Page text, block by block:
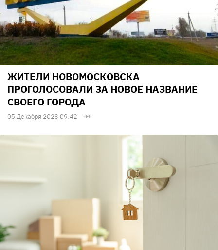
ЖИТЕЛИ НОВОМОСКОВСКА
ПРОГОЛОСОВАЛИ ЗА НОВОЕ НАЗВАНИЕ
СВОЕГО ГОРОДА
05 Декабря 2023 09:42